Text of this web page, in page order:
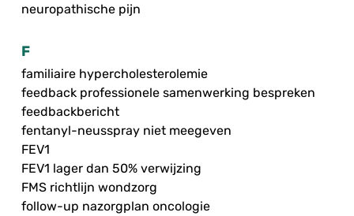
neuropathische pijn
F
familiaire hypercholesterolemie
feedback professionele samenwerking bespreken
feedbackbericht
fentanyl-neusspray niet meegeven
FEV1
FEV1 lager dan 50% verwijzing
FMS richtlijn wondzorg
follow-up nazorgplan oncologie